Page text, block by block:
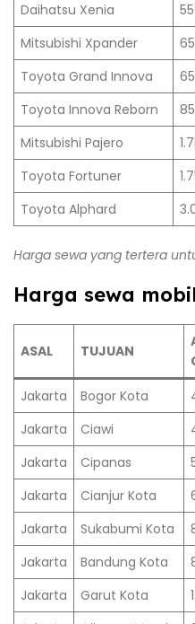
Daihatsu Xenia
Mitsubishi Xpander
Toyota Grand Innova
Toyota Innova Reborn
Mitsubishi Pajero
Toyota Fortuner
Toyota Alphard
Harga sewa yang tertera
Harga sewa
ASAL TUJUAN
Jakarta
Bogor Kota
Jakarta
Ciawi
Jakarta
Cipanas
Jakarta
Cianjur Kota
Jakarta
Sukabumi Kota
Jakarta
Bandung Kota
Jakarta
Garut Kota